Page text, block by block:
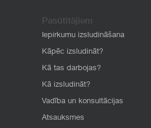
Pasūtītājiem
Iepirkumu izsludināšana
Kāpēc izsludināt?
Kā tas darbojas?
Kā izsludināt?
Vadība un konsultācijas
Atsauksmes